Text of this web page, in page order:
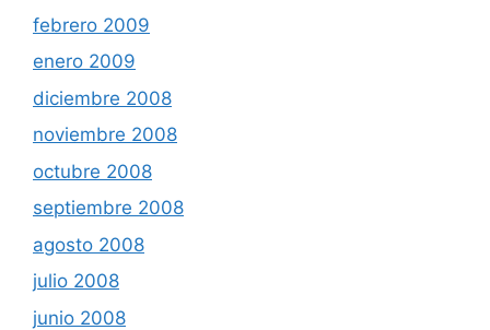
febrero 2009
enero 2009
diciembre 2008
noviembre 2008
octubre 2008
septiembre 2008
agosto 2008
julio 2008
junio 2008